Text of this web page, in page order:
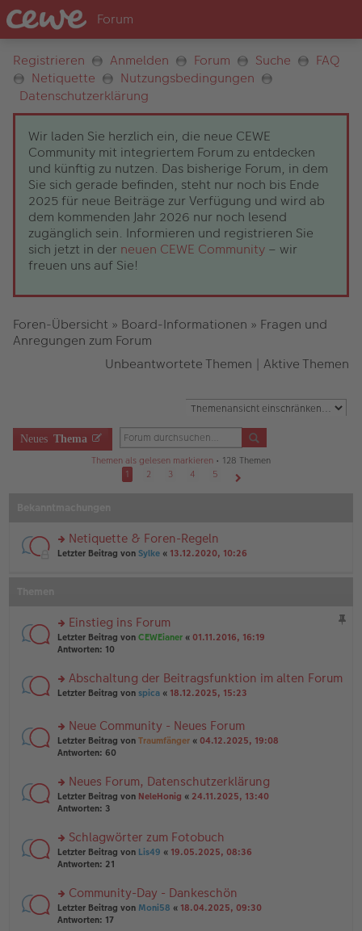
Registrieren Anmelden Forum Suche
FAQ
Netiquette
Nutzungsbedingungen
Datenschutzerklärung
Wir laden Sie herzlich ein, die neue CEWE
Community mit integriertem Forum zu entdecken
und künftig zu nutzen. Das bisherige Forum, in dem
Sie sich gerade befinden, steht nur noch bis Ende
2025 für neue Beiträge zur Verfügung und wird ab
dem kommenden Jahr 2026 nur noch lesend
zugänglich sein. Informieren und registrieren Sie
sich jetzt in der neuen CEWE Community – wir
freuen uns auf Sie!
Foren-Übersicht » Board-Informationen » Fragen und
Anregungen zum Forum
Unbeantwortete Themen | Aktive Themen
Neues Thema
Themen als gelesen markieren • 128 Themen
1
2 3 4
5
rs
el
es
e
er
B
ei
a
g
Netiquette & Foren-Regeln
Letzter Beitrag von Sylke « 13.12.2020, 10:26
rs
te
n
g
es
e
n
er
ei
tr
a
Einstieg ins Forum
Letzter Beitrag von CEWEianer « 01.11.2016, 16:19
Antworten: 10
rs
u
n
g
es
e
n
er
ei
tr
a
Abschaltung der Beitragsfunktion im alten Forum
Letzter Beitrag von spica « 18.12.2025, 15:23
rs
te
n
g
el
e
n
er
tr
a
g
Neue Community - Neues Forum
Letzter Beitrag von Traumfänger « 04.12.2025, 19:08
Antworten: 60
rs
te
n
g
el
e
n
er
Neues Forum, Datenschutzerklärung
Letzter Beitrag von NeleHonig « 24.11.2025, 13:40
Antworten: 3
rs
te
n
g
el
Schlagwörter zum Fotobuch
Letzter Beitrag von Lis49 « 19.05.2025, 08:36
Antworten: 21
rs
te
Community-Day - Dankeschön
Letzter Beitrag von Moni58 « 18.04.2025, 09:30
Antworten: 17